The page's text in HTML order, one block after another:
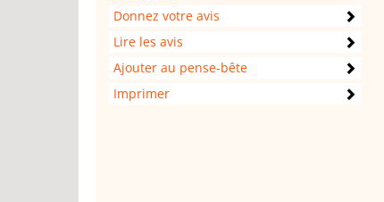
Donnez votre avis
Lire les avis
Ajouter au pense-bête
Imprimer